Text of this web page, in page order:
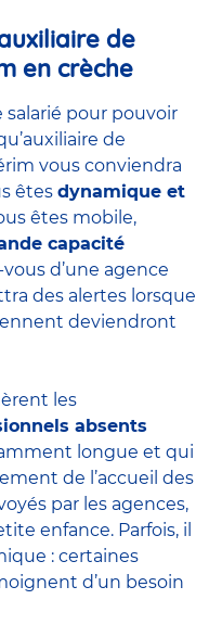
de
en crèche
salarié pour pouvoir
de
vous conviendra
êtes dynamique et
êtes mobile,
capacité
d’une agence
des alertes lorsque
deviendront
les
absents
longue et qui
de l’accueil des
par les agences,
enfance. Parfois, il
: certaines
d’un besoin